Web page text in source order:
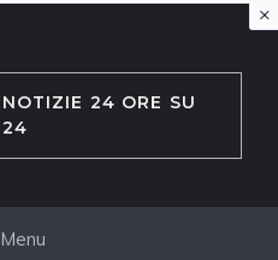
NOTIZIE 24 ORE SU
24
Menu
×